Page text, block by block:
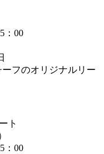
：00
フのオリジナルリー
ト
：00